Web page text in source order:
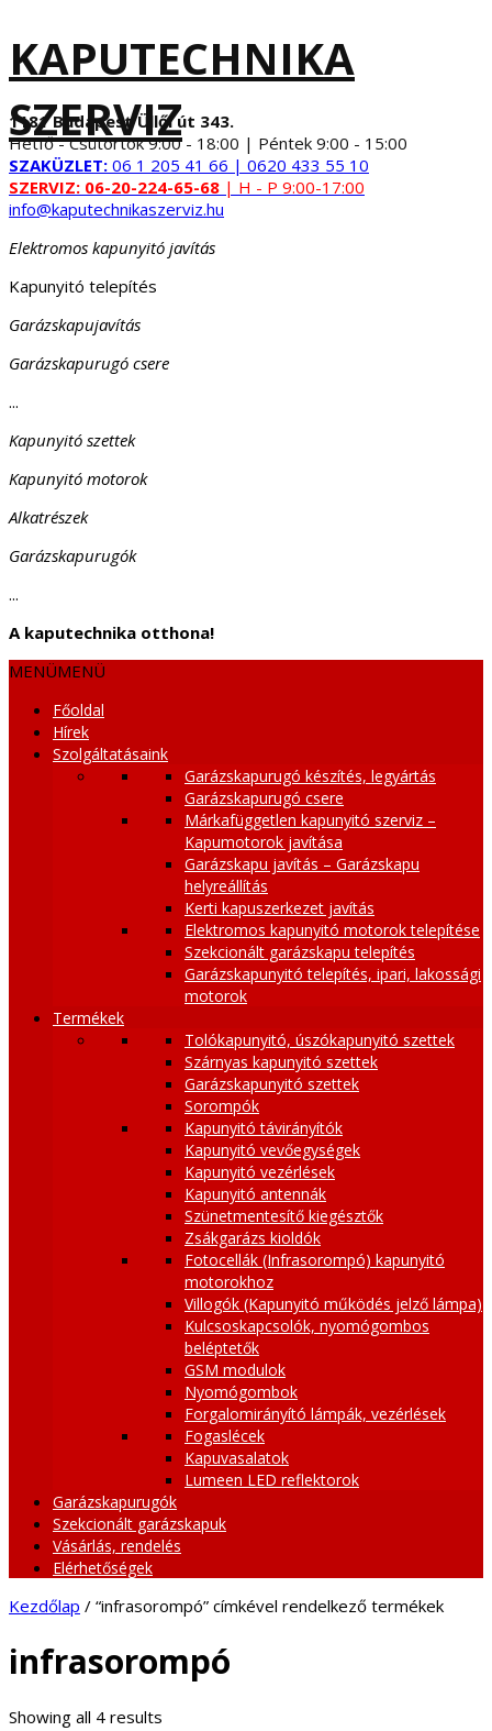
KAPUTECHNIKA
SZERVIZ
1181 Budapest Üllői út 343.
Hétfő - Csütörtök 9:00 - 18:00 | Péntek 9:00 - 15:00
SZAKÜZLET: 06 1 205 41 66 | 0620 433 55 10
SZERVIZ: 06-20-224-65-68 | H - P 9:00-17:00
info@kaputechnikaszerviz.hu
Elektromos kapunyitó javítás
Kapunyitó telepítés
Garázskapujavítás
Garázskapurugó csere
...
Kapunyitó szettek
Kapunyitó motorok
Alkatrészek
Garázskapurugók
...
A kaputechnika otthona!
MENÜMENÜ
Főoldal
Hírek
Szolgáltatásaink
Garázskapurugó készítés, legyártás
Garázskapurugó csere
Márkafüggetlen kapunyitó szerviz –
Kapumotorok javítása
Garázskapu javítás – Garázskapu
helyreállítás
Kerti kapuszerkezet javítás
Elektromos kapunyitó motorok telepítése
Szekcionált garázskapu telepítés
Garázskapunyitó telepítés, ipari, lakossági
motorok
Termékek
Tolókapunyitó, úszókapunyitó szettek
Szárnyas kapunyitó szettek
Garázskapunyitó szettek
Sorompók
Kapunyitó távirányítók
Kapunyitó vevőegységek
Kapunyitó vezérlések
Kapunyitó antennák
Szünetmentesítő kiegésztők
Zsákgarázs kioldók
Fotocellák (Infrasorompó) kapunyitó
motorokhoz
Villogók (Kapunyitó működés jelző lámpa)
Kulcsoskapcsolók, nyomógombos
beléptetők
GSM modulok
Nyomógombok
Forgalomirányító lámpák, vezérlések
Fogaslécek
Kapuvasalatok
Lumeen LED reflektorok
Garázskapurugók
Szekcionált garázskapuk
Vásárlás, rendelés
Elérhetőségek
Kezdőlap / “infrasorompó” címkével rendelkező termékek
infrasorompó
Showing all 4 results